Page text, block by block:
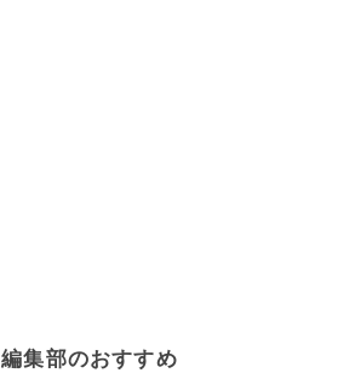
編集部のおすすめ